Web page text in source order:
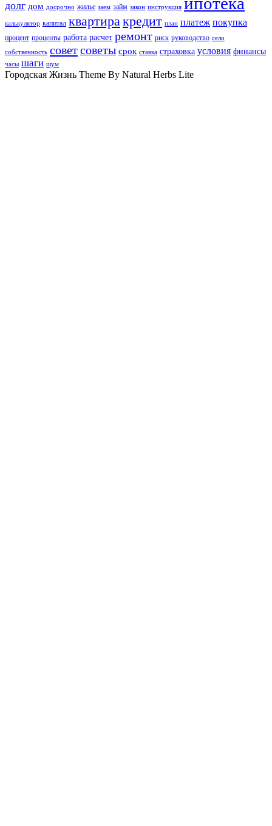
долг дом досрочно жилье заем займ закон инструкция
калькулятор капитал квартиракредит план платеж покупка
процент проценты работа расчет ремонт риск руководство село
собственность советсоветы срок ставка страховка условия финансы
часы шаги шум
Городская Жизнь Theme By Natural Herbs Lite